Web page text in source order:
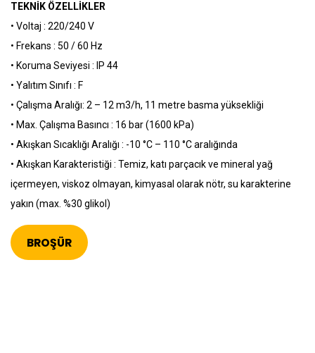
TEKNİK ÖZELLİKLER
• Voltaj : 220/240 V
• Frekans : 50 / 60 Hz
• Koruma Seviyesi : IP 44
• Yalıtım Sınıfı : F
• Çalışma Aralığı: 2 – 12 m3/h, 11 metre basma yüksekliği
• Max. Çalışma Basıncı : 16 bar (1600 kPa)
• Akışkan Sıcaklığı Aralığı : -10 °C – 110 °C aralığında
• Akışkan Karakteristiği : Temiz, katı parçacık ve mineral yağ
içermeyen, viskoz olmayan, kimyasal olarak nötr, su karakterine
yakın (max. %30 glikol)
BROŞÜR